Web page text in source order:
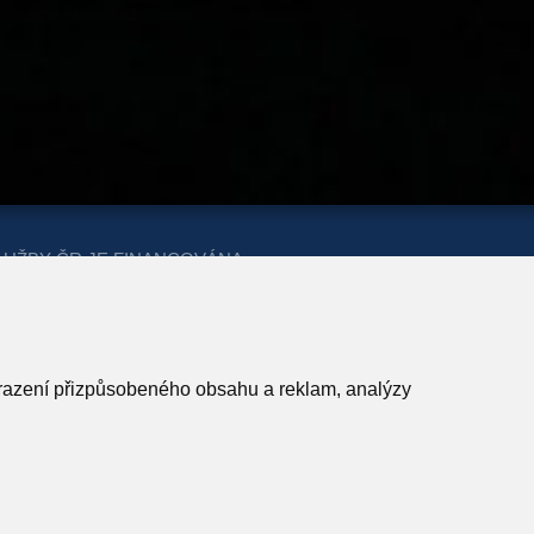
přizpůsobeného obsahu a reklam, analýzy
ČR JE FINANCOVÁNA